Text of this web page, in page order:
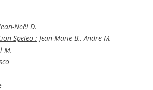
Noël D.
Spéléo : Jean-Marie B., André M.
M.